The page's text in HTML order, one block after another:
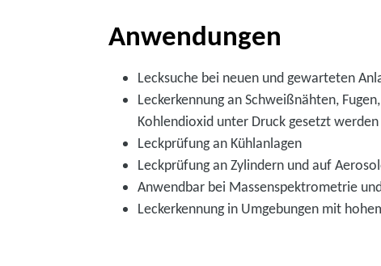
Anwendungen
Lecksuche bei neuen und gewarteten
Leckerkennung an Schweißnähten,
Kohlendioxid unter Druck gesetzt werden
Leckprüfung an Kühlanlagen
Leckprüfung an Zylindern und auf
Anwendbar bei Massenspektrometrie
Leckerkennung in Umgebungen mit